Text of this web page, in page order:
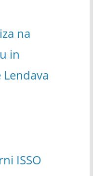
na
in
ISSO